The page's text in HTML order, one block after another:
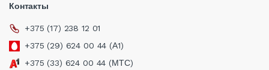
Контакты
+375 (17) 238 12 01
+375 (29) 624 00 44 (А1)
+375 (33) 624 00 44 (МТС)